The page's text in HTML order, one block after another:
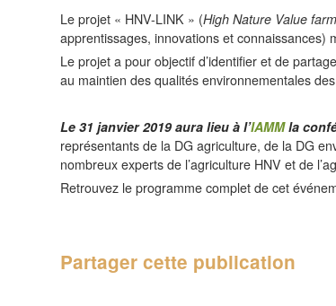
Le projet « HNV-LINK » (High Nature Value
apprentissages, innovations et connaissances)
Le projet a pour objectif d’identifier et de
au maintien des qualités environnementales
Le 31 janvier 2019 aura lieu à l’IAMMla
représentants de la DG agriculture, de la DG
nombreux experts de l’agriculture HNV et de
Retrouvez le programme complet de cet
Partager cette publication